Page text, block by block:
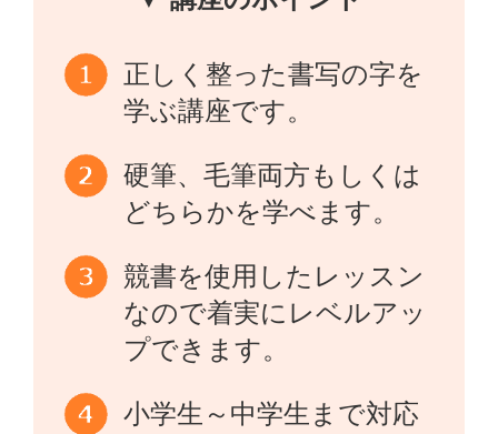
正しく整った書写の字を
学ぶ講座です。
硬筆、毛筆両方もしくは
どちらかを学べます。
競書を使用したレッスン
なので着実にレベルアッ
プできます。
小学生～中学生まで対応